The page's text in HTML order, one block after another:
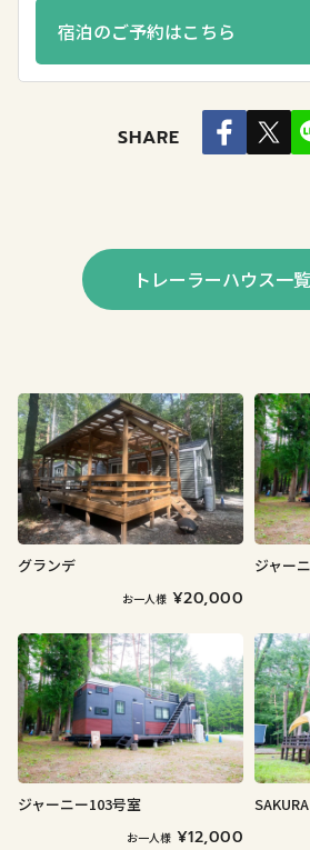
宿泊のご予約はこちら
SHARE
トレーラーハウス一
グランデ
お一人様 ¥20,000
ジャー
ジャーニー103号室
お一人様 ¥12,000